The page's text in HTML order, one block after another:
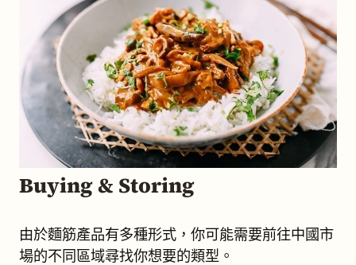
Buying & Storing
由於麵筋產品有多種形式，你可能需要前往中國市
場的不同區域尋找你想要的類型。